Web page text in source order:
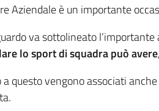
Aziendale è un importante
va sottolineato
lo sport di squadra può avere
a questo vengono associati